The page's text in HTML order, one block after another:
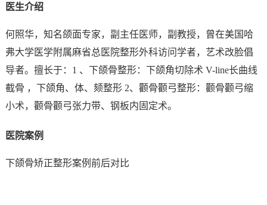
医生介绍
何照华，知名颌面专家，副主任医师，副教授，曾在美国哈
弗大学医学附属麻省总医院整形外科访问学者，艺术改脸倡
导者。擅长于：1 、下颌骨整形：下颌角切除术 V-line长曲线
截骨 ，下颌角、体、颏整形 2、颧骨颧弓整形：颧骨颧弓缩
小术，颧骨颧弓张力带、钢板内固定术。
医院案例
下颌骨矫正整形案例前后对比